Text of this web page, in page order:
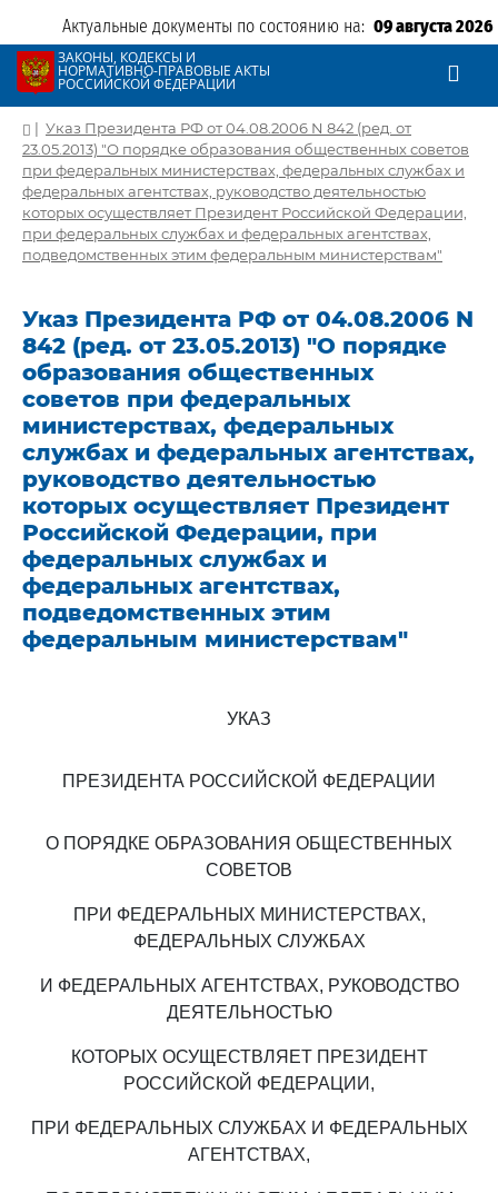
Актуальные документы по состоянию на: 09 августа 2026
ЗАКОНЫ, КОДЕКСЫ И
НОРМАТИВНО-ПРАВОВЫЕ АКТЫ
РОССИЙСКОЙ ФЕДЕРАЦИИ
| Указ Президента РФ от 04.08.2006 N 842 (ред. от
23.05.2013) "О порядке образования общественных советов
при федеральных министерствах, федеральных службах и
федеральных агентствах, руководство деятельностью
которых осуществляет Президент Российской Федерации,
при федеральных службах и федеральных агентствах,
подведомственных этим федеральным министерствам"
Указ Президента РФ от 04.08.2006 N
842 (ред. от 23.05.2013) "О порядке
образования общественных
советов при федеральных
министерствах, федеральных
службах и федеральных агентствах,
руководство деятельностью
которых осуществляет Президент
Российской Федерации, при
федеральных службах и
федеральных агентствах,
подведомственных этим
федеральным министерствам"
УКАЗ
ПРЕЗИДЕНТА РОССИЙСКОЙ ФЕДЕРАЦИИ
О ПОРЯДКЕ ОБРАЗОВАНИЯ ОБЩЕСТВЕННЫХ
СОВЕТОВ
ПРИ ФЕДЕРАЛЬНЫХ МИНИСТЕРСТВАХ,
ФЕДЕРАЛЬНЫХ СЛУЖБАХ
И ФЕДЕРАЛЬНЫХ АГЕНТСТВАХ, РУКОВОДСТВО
ДЕЯТЕЛЬНОСТЬЮ
КОТОРЫХ ОСУЩЕСТВЛЯЕТ ПРЕЗИДЕНТ
РОССИЙСКОЙ ФЕДЕРАЦИИ,
ПРИ ФЕДЕРАЛЬНЫХ СЛУЖБАХ И ФЕДЕРАЛЬНЫХ
АГЕНТСТВАХ,